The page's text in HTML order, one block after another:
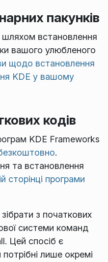
пакунків
встановлення
вашого улюбленого
щодо встановлення
KDE у вашому
кодів
KDE Frameworks
.
та встановлення
сторінці програми
з початкових
системи команд
. Цей спосіб є
лише окремі